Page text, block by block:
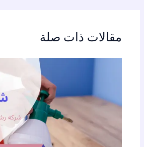
مقالات ذات صلة